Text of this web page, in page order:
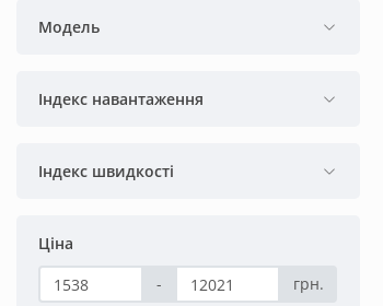
Модель
Індекс навантаження
Індекс швидкості
Ціна
-
грн.